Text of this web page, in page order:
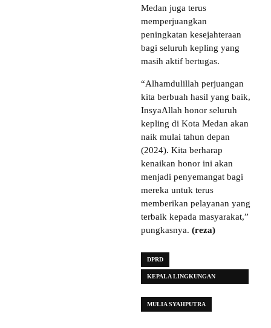
Medan juga terus
memperjuangkan
peningkatan kesejahteraan
bagi seluruh kepling yang
masih aktif bertugas.
“Alhamdulillah perjuangan
kita berbuah hasil yang baik,
InsyaAllah honor seluruh
kepling di Kota Medan akan
naik mulai tahun depan
(2024). Kita berharap
kenaikan honor ini akan
menjadi penyemangat bagi
mereka untuk terus
memberikan pelayanan yang
terbaik kepada masyarakat,”
pungkasnya. (reza)
DPRD
KEPALA LINGKUNGAN
MULIA SYAHPUTRA